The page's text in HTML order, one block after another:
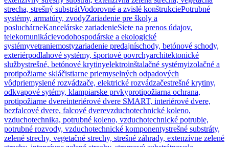
strecha, strešný substrátVodorovné a zvislé konštrukciePotrubné
systémy, armatúry, zvodyZariadenie pre školy a
posluchárneKancelárske zariadenieSiete na prenos údajov,
telekomunikácievodohospodárske a ekologické
systémyvetraniemostyzariadenie predajníschody, betónové schody,
exteriérpodlahové systémy, športové povrchyarchitektonické
službystrešné, betónové krytinyelektroinštalačné systémyizolačné a
protipožiarne skláčistiarne priemyselných odpadových
vôdpriemyslené rozvádzače, elektrické rozvádzačestrešné krytiny,
odkvapové sytémy, klampiarske prvkyprotipožiarna ochrana,
protipožiarne dvereinteriérové dvere SMART, interiérové dvere,
bezfalcové dvere, falcové dverevzduchotechnické koleno,
vzduchotechnika, potrubné koleno, vzduchotechnické potrubie,
potrubné rozvody, vzduchotechnické komponentystrešné substráty,
zelené strechy, vegetačné strechy, strešné záhrady, extenzívne zelené